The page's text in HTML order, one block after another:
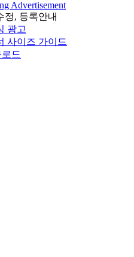
Advertisement
정, 등록안내
광고
사이즈 가이드
드